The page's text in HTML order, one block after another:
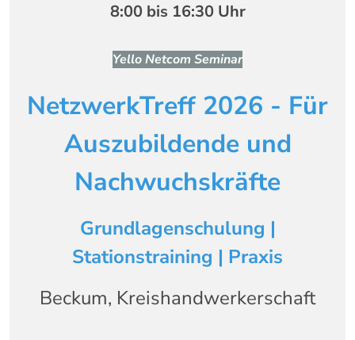
8:00 bis 16:30 Uhr
Yello Netcom Seminar
NetzwerkTreff 2026 - Für
Auszubildende und
Nachwuchskräfte
Grundlagenschulung |
Stationstraining | Praxis
Beckum, Kreishandwerkerschaft